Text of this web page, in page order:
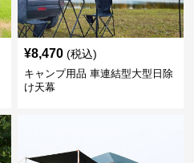
¥8,470 (税込)
キャンプ用品 車連結型大型日除
け天幕